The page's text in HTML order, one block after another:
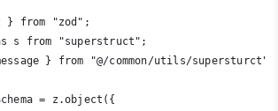
} from "zod";
s from "superstruct";
} from "@/common/utils/supersturct";
= z.object({